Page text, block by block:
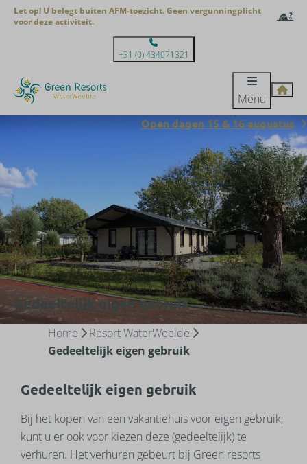
Let op! U belegt buiten AFM-toezicht. Geen vergunningplicht
voor deze activiteit.
+31 (0) 434071321
Menu
Gedeeltelijk eigen gebruik
Open dagen 15 & 16 augustus
Home
Resort WaterWeelde
Gedeeltelijk eigen gebruik
Gedeeltelijk eigen gebruik
Bij het kopen van een vakantiehuis voor eigen gebruik,
kunt u er ook voor kiezen deze (gedeeltelijk) te
verhuren. Het verhuren gebeurt bij Green resorts